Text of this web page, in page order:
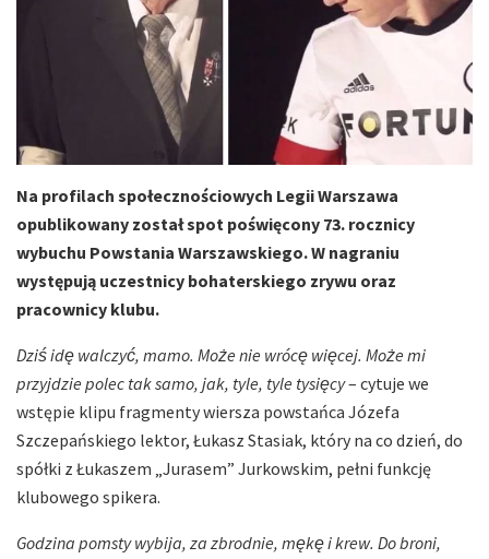
Na profilach społecznościowych Legii Warszawa
opublikowany został spot poświęcony 73. rocznicy
wybuchu Powstania Warszawskiego. W nagraniu
występują uczestnicy bohaterskiego zrywu oraz
pracownicy klubu.
Dziś idę walczyć, mamo. Może nie wrócę więcej. Może mi
przyjdzie polec tak samo, jak, tyle, tyle tysięcy– cytuje we
wstępie klipu fragmenty wiersza powstańca Józefa
Szczepańskiego lektor, Łukasz Stasiak, który na co dzień, do
spółki z Łukaszem „Jurasem” Jurkowskim, pełni funkcję
klubowego spikera.
Godzina pomsty wybija, za zbrodnie, mękę i krew. Do broni,